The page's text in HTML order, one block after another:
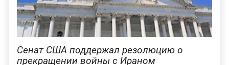
Сенат США поддержал резолюцию о
прекращении войны с Ираном